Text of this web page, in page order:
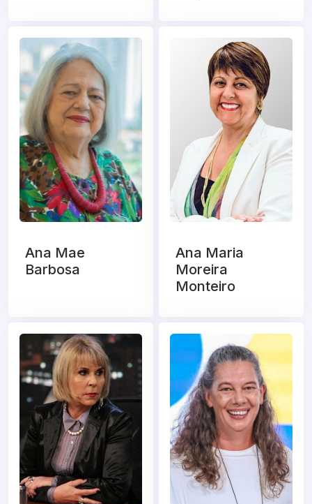
Ana Mae
Barbosa
Ana Maria
Moreira
Monteiro